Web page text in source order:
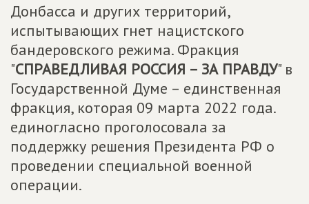
Донбасса и других территорий,
испытывающих гнет нацистского
бандеровского режима. Фракция
"СПРАВЕДЛИВАЯ РОССИЯ – ЗА ПРАВДУ" в
Государственной Думе – единственная
фракция, которая 09 марта 2022 года.
единогласно проголосовала за
поддержку решения Президента РФ о
проведении специальной военной
операции.